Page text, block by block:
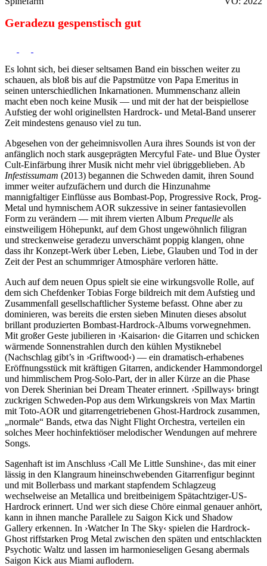
Geradezu gespenstisch gut
Es lohnt sich, bei dieser seltsamen Band ein bisschen weiter zu
schauen, als bloß bis auf die Papstmütze von Papa Emeritus in
seinen unterschiedlichen Inkarnationen. Mummenschanz allein
macht eben noch keine Musik — und mit der hat der beispiellose
Aufstieg der wohl originellsten Hardrock- und Metal-Band unserer
Zeit mindestens genauso viel zu tun.
Abgesehen von der geheimnisvollen Aura ihres Sounds ist von der
anfänglich noch stark ausgeprägten Mercyful Fate- und Blue Öyster
Cult-Einfärbung ihrer Musik nicht mehr viel übriggeblieben. Ab
Infestissumam (2013) begannen die Schweden damit, ihren Sound
immer weiter aufzufächern und durch die Hinzunahme
mannigfaltiger Einflüsse aus Bombast-Pop, Progressive Rock, Prog-
Metal und hymnischem AOR sukzessive in seiner fantasievollen
Form zu verändern — mit ihrem vierten Album Prequelle als
einstweiligem Höhepunkt, auf dem Ghost ungewöhnlich filigran
und streckenweise geradezu unverschämt poppig klangen, ohne
dass ihr Konzept-Werk über Leben, Liebe, Glauben und Tod in der
Zeit der Pest an schummriger Atmosphäre verloren hätte.
Auch auf dem neuen Opus spielt sie eine wirkungsvolle Rolle, auf
dem sich Chefdenker Tobias Forge bildreich mit dem Aufstieg und
Zusammenfall gesellschaftlicher Systeme befasst. Ohne aber zu
dominieren, was bereits die ersten sieben Minuten dieses absolut
brillant produzierten Bombast-Hardrock-Albums vorwegnehmen.
Mit großer Geste jubilieren in ›Kaisarion‹ die Gitarren und schicken
wärmende Sonnenstrahlen durch den kühlen Mystiknebel
(Nachschlag gibt’s in ›Griftwood‹) — ein dramatisch-erhabenes
Eröffnungsstück mit kräftigen Gitarren, andickender Hammondorgel
und himmlischem Prog-Solo-Part, der in aller Kürze an die Phase
von Derek Sherinian bei Dream Theater erinnert. ›Spillways‹ bringt
zuckrigen Schweden-Pop aus dem Wirkungskreis von Max Martin
mit Toto-AOR und gitarrengetriebenen Ghost-Hardrock zusammen,
„normale“ Bands, etwa das Night Flight Orchestra, verteilen ein
solches Meer hochinfektiöser melodischer Wendungen auf mehrere
Songs.
Sagenhaft ist im Anschluss ›Call Me Little Sunshine‹, das mit einer
lässig in den Klangraum hineinschwebenden Gitarrenfigur beginnt
und mit Bollerbass und markant stapfendem Schlagzeug
wechselweise an Metallica und breitbeinigem Spätachtziger-US-
Hardrock erinnert. Und wer sich diese Chöre einmal genauer anhört,
kann in ihnen manche Parallele zu Saigon Kick und Shadow
Gallery erkennen. In ›Watcher In The Sky‹ spielen die Hardrock-
Ghost riffstarken Prog Metal zwischen den späten und entschlackten
Psychotic Waltz und lassen im harmonieseligen Gesang abermals
Saigon Kick aus Miami auflodern.